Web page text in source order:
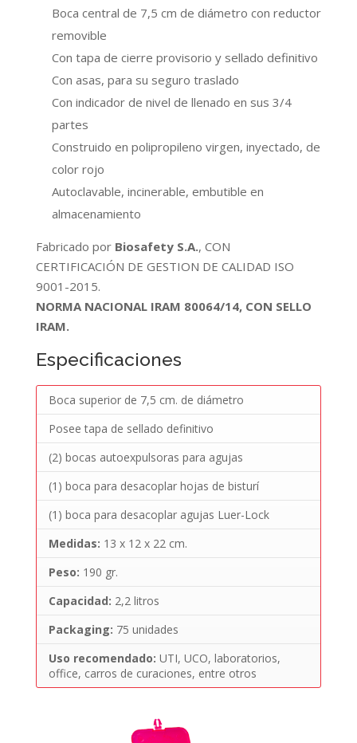
Boca central de 7,5 cm de diámetro con reductor
removible
Con tapa de cierre provisorio y sellado definitivo
Con asas, para su seguro traslado
Con indicador de nivel de llenado en sus 3/4
partes
Construido en polipropileno virgen, inyectado, de
color rojo
Autoclavable, incinerable, embutible en
almacenamiento
Fabricado por Biosafety S.A., CON
CERTIFICACIÓN DE GESTION DE CALIDAD ISO
9001-2015.
NORMA NACIONAL IRAM 80064/14, CON SELLO
IRAM.
Especificaciones
Boca superior de 7,5 cm. de diámetro
Posee tapa de sellado definitivo
(2) bocas autoexpulsoras para agujas
(1) boca para desacoplar hojas de bisturí
(1) boca para desacoplar agujas Luer-Lock
Medidas: 13 x 12 x 22 cm.
Peso: 190 gr.
Capacidad: 2,2 litros
Packaging: 75 unidades
Uso recomendado: UTI, UCO, laboratorios,
office, carros de curaciones, entre otros